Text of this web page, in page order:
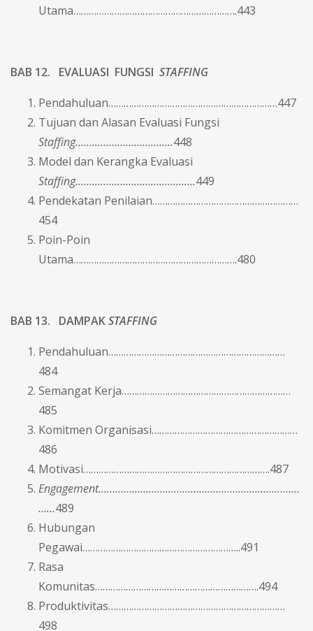
Utama……………………………………………………….443
BAB 12. EVALUASI FUNGSI STAFFING
Pendahuluan…………………………………………………………447
Tujuan dan Alasan Evaluasi Fungsi
Staffing……………………………..448
Model dan Kerangka Evaluasi
Staffing…………………………………….449
Pendekatan Penilaian…………………………………………………
454
Poin-Poin
Utama……………………………………………………….480
BAB 13. DAMPAKSTAFFING
Pendahuluan……………………………………………………………
484
Semangat Kerja…………………………………………………………
485
Komitmen Organisasi…………………………………………………
486
Motivasi……………………………………………………………….487
Engagement………………………………………………………………
……489
Hubungan
Pegawai……………………………………………………..491
Rasa
Komunitas……………………………………………………….494
Produktivitas……………………………………………………………
498